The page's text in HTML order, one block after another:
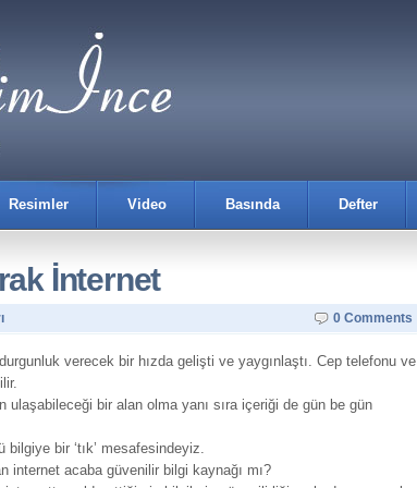
Resimler Video Basında Defter
İnternet
0 Comments
verecek bir hızda gelişti ve yaygınlaştı. Cep telefonu ve
ulaşabileceği bir alan olma yanı sıra içeriği de gün be gün
bir ‘tık’ mesafesindeyiz.
internet acaba güvenilir bilgi kaynağı mı?